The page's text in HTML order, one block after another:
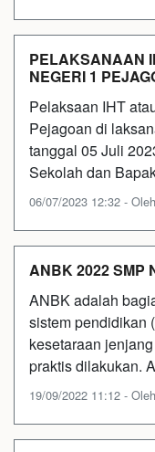
PELAKSANAAN
NEGERI 1
Pelaksaan IHT
Pejagoan di
tanggal 05 Juli
Sekolah dan
06/07/2023 12:32 -
ANBK 2022 SMP
ANBK adalah
sistem pendidikan
kesetaraan
praktis dilakukan.
19/09/2022 11:12 -